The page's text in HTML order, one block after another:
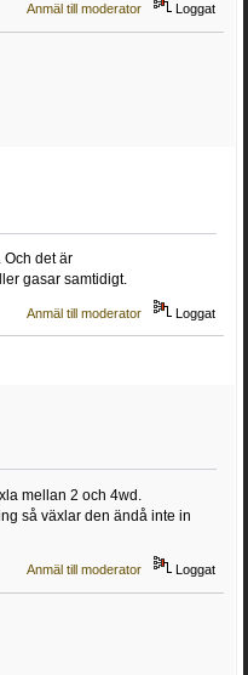
Anmäl till moderator Loggat
Och det är
gasar samtidigt.
Anmäl till moderator Loggat
mellan 2 och 4wd.
så växlar den ändå inte in
Anmäl till moderator Loggat